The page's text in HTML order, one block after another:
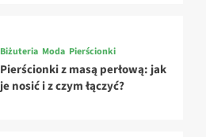
Biżuteria Moda Pierścionki
Pierścionki z masą perłową: jak
je nosić i z czym łączyć?